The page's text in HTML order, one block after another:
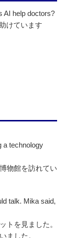
AI help doctors?
けています
a technology
物館を訪れてい
talk. Mika said,
トを見ました。
ました。